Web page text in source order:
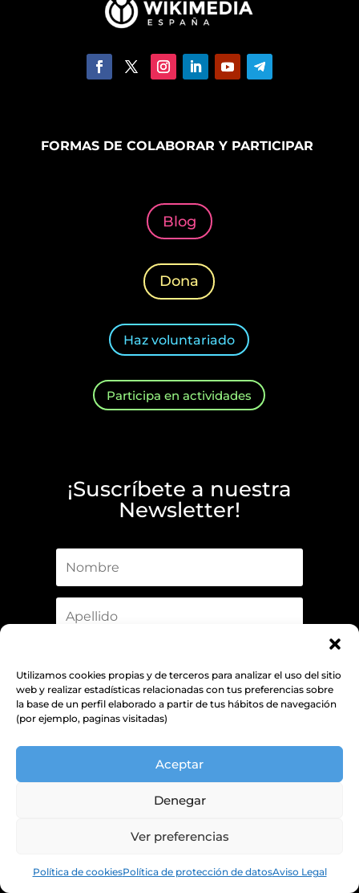
Utilizamos cookies propias y de terceros para analizar el uso del sitio
web y realizar estadísticas relacionadas con tus preferencias sobre
la base de un perfil elaborado a partir de tus hábitos de navegación
(por ejemplo, paginas visitadas)
Aceptar
Denegar
Ver preferencias
Política de cookiesPolítica de protección de datosAviso Legal
FORMAS DE COLABORAR Y PARTICIPAR
Blog
Dona
Haz voluntariado
Participa en actividades
¡Suscríbete a nuestra
Newsletter!
¡Suscribirse!
WIKIMEDIA ESPAÑA.
Suscribirte a nuestra newsletter.
Derechos
suprimir los datos, así como otros derechos,